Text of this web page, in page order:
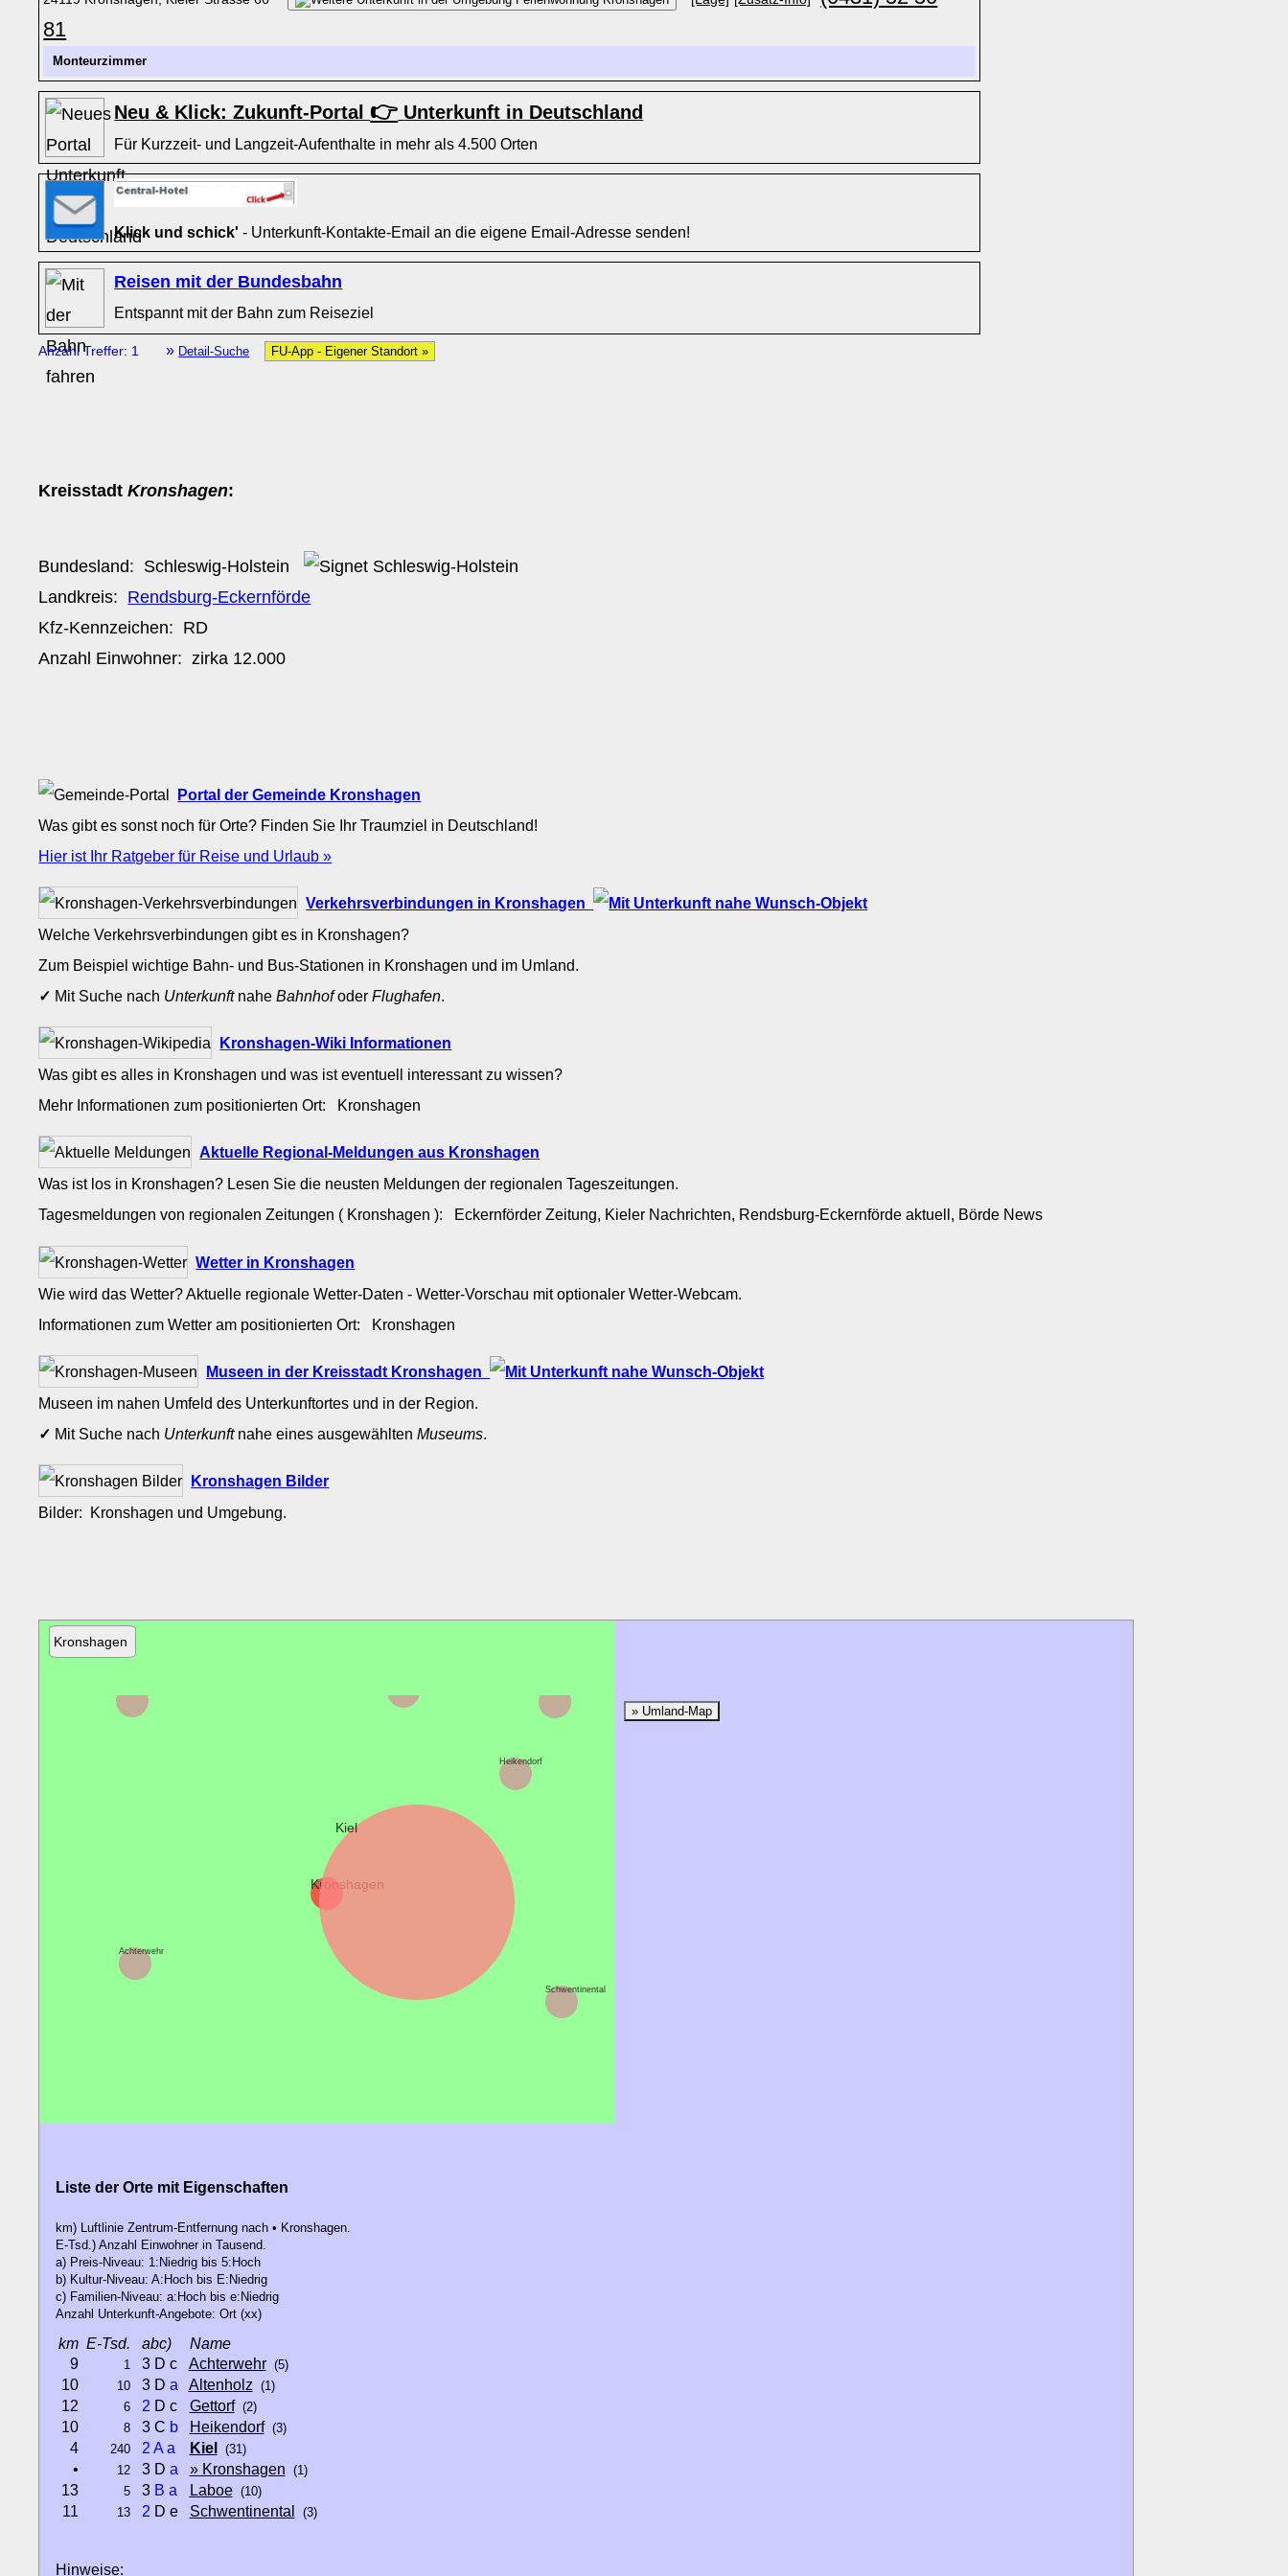
81
Monteurzimmer
Neu & Klick: Zukunft-Portal 👉 Unterkunft in Deutschland
Für Kurzzeit- und Langzeit-Aufenthalte in mehr als 4.500 Orten
Klick und schick' - Unterkunft-Kontakte-Email an die eigene Email-Adresse senden!
Reisen mit der Bundesbahn
Entspannt mit der Bahn zum Reiseziel
Anzahl Treffer: 1 » Detail-Suche FU-App - Eigener Standort »
KreisstadtKronshagen:
Bundesland: Schleswig-Holstein
Landkreis: Rendsburg-Eckernförde
Kfz-Kennzeichen: RD
Anzahl Einwohner: zirka 12.000
Portal der Gemeinde Kronshagen
Was gibt es sonst noch für Orte? Finden Sie Ihr Traumziel in Deutschland!
Hier ist Ihr Ratgeber für Reise und Urlaub »
Verkehrsverbindungen in Kronshagen
Welche Verkehrsverbindungen gibt es in Kronshagen?
Zum Beispiel wichtige Bahn- und Bus-Stationen in Kronshagen und im Umland.
✓ Mit Suche nach UnterkunftnaheBahnhofoderFlughafen.
Kronshagen-Wiki Informationen
Was gibt es alles in Kronshagen und was ist eventuell interessant zu wissen?
Mehr Informationen zum positionierten Ort: Kronshagen
Aktuelle Regional-Meldungen aus Kronshagen
Was ist los in Kronshagen? Lesen Sie die neusten Meldungen der regionalen Tageszeitungen.
Tagesmeldungen von regionalen Zeitungen ( Kronshagen ): Eckernförder Zeitung, Kieler Nachrichten, Rendsburg-Eckernförde aktuell, Börde News
Wetter in Kronshagen
Wie wird das Wetter? Aktuelle regionale Wetter-Daten - Wetter-Vorschau mit optionaler Wetter-Webcam.
Informationen zum Wetter am positionierten Ort: Kronshagen
Museen in der Kreisstadt Kronshagen
Museen im nahen Umfeld des Unterkunftortes und in der Region.
✓ Mit Suche nach Unterkunftnahe eines ausgewähltenMuseums.
Kronshagen Bilder
Bilder: Kronshagen und Umgebung.
Kronshagen
Achterwehr
Heikendorf
Kronshagen
Schwentinental
Kiel
» Umland-Map
Liste der Orte mit Eigenschaften
km) Luftlinie Zentrum-Entfernung nach • Kronshagen.
E-Tsd.) Anzahl Einwohner in Tausend.
a) Preis-Niveau: 1:Niedrig bis 5:Hoch
b) Kultur-Niveau: A:Hoch bis E:Niedrig
c) Familien-Niveau: a:Hoch bis e:Niedrig
Anzahl Unterkunft-Angebote: Ort (xx)
km E-Tsd. abc)
Name
9
1 3 D c Achterwehr (5)
10 10 3 D a Altenholz (1)
12 6 2 D c Gettorf (2)
10 8 3 C b Heikendorf (3)
4 240 2 A a Kiel (31)
• 12 3 D a » Kronshagen (1)
13 5 3 B a Laboe (10)
11 13 2 D e Schwentinental (3)
Hinweise: